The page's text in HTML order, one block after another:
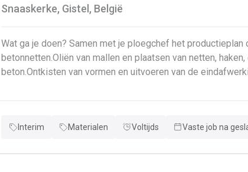
Snaaskerke, Gistel, België
Wat ga je doen? Samen met je ploegchef het productieplan doornemen.Voorbereiden van
betonnetten.Oliën van mallen en plaatsen van netten,
beton.Ontkisten van vormen en uitvoeren van de
en naleven van veiligheids-, kwaliteits-, en milieuregels.
Interim Materialen Voltijds Vaste job na